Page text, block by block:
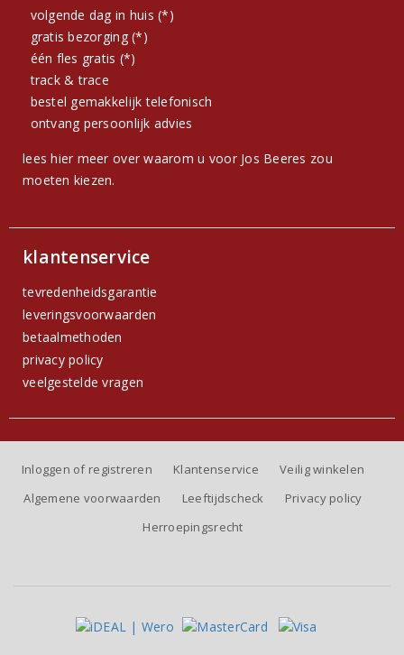
volgende dag in huis (*)
gratis bezorging (*)
één fles gratis (*)
track & trace
bestel gemakkelijk telefonisch
ontvang persoonlijk advies
lees hier meer over waarom u voor Jos Beeres zou
moeten kiezen.
klantenservice
tevredenheidsgarantie
leveringsvoorwaarden
betaalmethoden
privacy policy
veelgestelde vragen
Inloggen of registreren Klantenservice
Veilig winkelen
Algemene voorwaarden
Leeftijdscheck
Privacy policy
Herroepingsrecht